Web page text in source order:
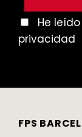
He
privacidad
FPS